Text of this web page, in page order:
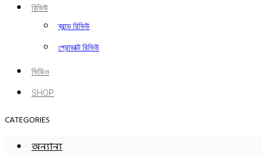
রিভিউ
ব্রান্ড রিভিউ
প্রোডাক্ট রিভিউ
ভিডিও
SHOP
CATEGORIES
অন্যান্য